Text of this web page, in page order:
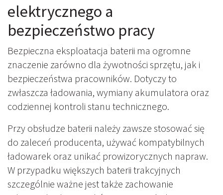
elektrycznego a
bezpieczeństwo pracy
Bezpieczna eksploatacja baterii ma ogromne
znaczenie zarówno dla żywotności sprzętu, jak i
bezpieczeństwa pracowników. Dotyczy to
zwłaszcza ładowania, wymiany akumulatora oraz
codziennej kontroli stanu technicznego.
Przy obsłudze baterii należy zawsze stosować się
do zaleceń producenta, używać kompatybilnych
ładowarek oraz unikać prowizorycznych napraw.
W przypadku większych baterii trakcyjnych
szczególnie ważne jest także zachowanie